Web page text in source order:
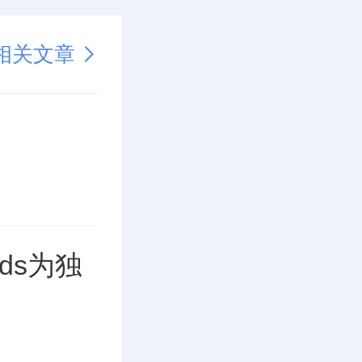
关文章
为独